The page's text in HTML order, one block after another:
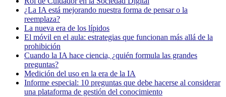
¿La IA está mejorando nuestra forma de pensar o la
reemplaza?
La nueva era de los lípidos
El móvil en el aula: estrategias que funcionan más allá de la
prohibición
Cuando la IA hace ciencia, ¿quién formula las grandes
preguntas?
Medición del uso en la era de la IA
Informe especial: 10 preguntas que debe hacerse al considerar
una plataforma de gestión del conocimiento